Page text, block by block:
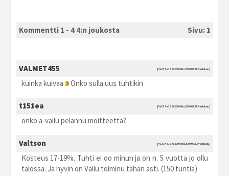
Kommentti 1 - 4 4:n joukosta Sivu: 1
VALMET455 [%27.%08.%2009 kto2009 %21:%elokuu]
kuinka kuivaa Onko sulla uus tuhtikin
t151ea [%27.%08.%2009 kto2009 %21:%elokuu]
onko a-vallu pelannu moitteetta?
Valtson [%27.%08.%2009 kto2009 %22:%elokuu]
Kosteus 17-19%. Tuhti ei oo minun ja on n. 5 vuotta jo ollu
talossa. Ja hyvin on Vallu toiminu tähän asti. (150 tuntia)